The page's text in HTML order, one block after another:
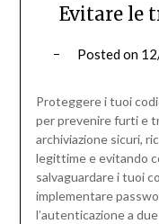
Evitare le
Posted on
Proteggere i tuoi
per prevenire furti e
archiviazione sicuri,
legittime e evitando
salvaguardare i tuoi
implementare
l’autenticazione a